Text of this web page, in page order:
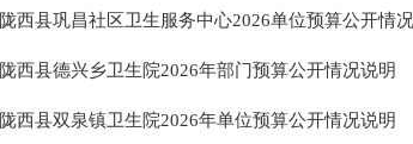
陇西县巩昌社区卫生服务中心2026单位预算公开情
陇西县德兴乡卫生院2026年部门预算公开情况说明
陇西县双泉镇卫生院2026年单位预算公开情况说明